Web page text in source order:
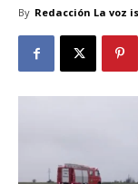
By Redacción La voz